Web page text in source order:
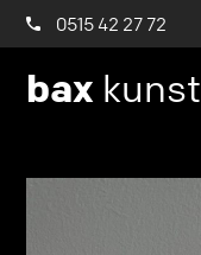
0515 42 27 72
bax kunst